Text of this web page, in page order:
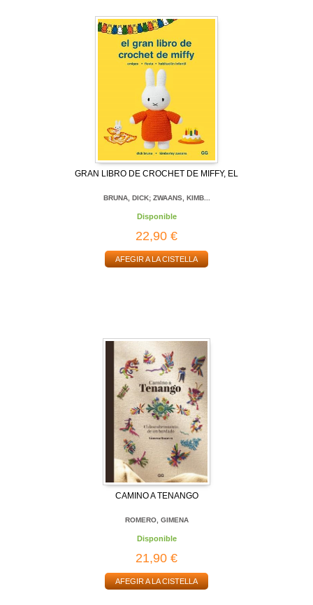
GRAN LIBRO DE CROCHET DE MIFFY, EL
BRUNA, DICK; ZWAANS, KIMB...
Disponible
22,90 €
AFEGIR A LA CISTELLA
CAMINO A TENANGO
ROMERO, GIMENA
Disponible
21,90 €
AFEGIR A LA CISTELLA